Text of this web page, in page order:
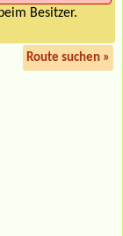
Besitzer.
Route suchen »